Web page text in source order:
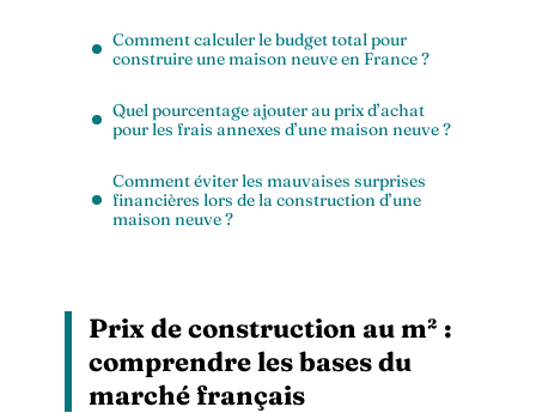
Comment calculer le budget total pour
construire une maison neuve en France ?
Quel pourcentage ajouter au prix d’achat
pour les frais annexes d’une maison neuve ?
Comment éviter les mauvaises surprises
financières lors de la construction d’une
maison neuve ?
Prix de construction au m² :
comprendre les bases du
marché français